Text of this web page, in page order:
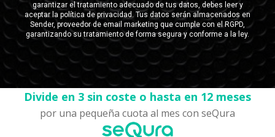
Divide en 3 sin coste o hasta en 12 meses
por una pequeña cuota al mes con seQura